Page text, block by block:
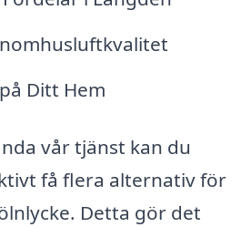
Ditt Hem
vår tjänst kan du
få flera alternativ för
Detta gör det